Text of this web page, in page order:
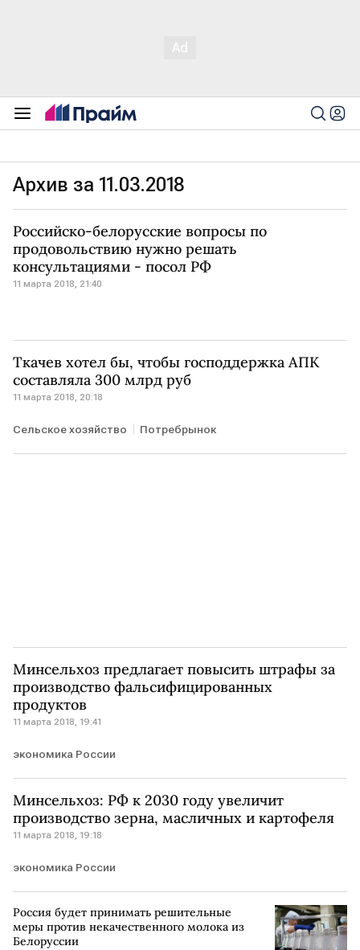
Архив за 11.03.2018
Российско-белорусские вопросы по
продовольствию нужно решать
консультациями - посол РФ
11 марта 2018, 21:40
Ткачев хотел бы, чтобы господдержка АПК
составляла 300 млрд руб
11 марта 2018, 20:18
Сельское хозяйство Потребрынок
Минсельхоз предлагает повысить штрафы за
производство фальсифицированных
продуктов
11 марта 2018, 19:41
экономика России
Минсельхоз: РФ к 2030 году увеличит
производство зерна, масличных и картофеля
11 марта 2018, 19:18
экономика России
Россия будет принимать решительные
меры против некачественного молока из
Белоруссии